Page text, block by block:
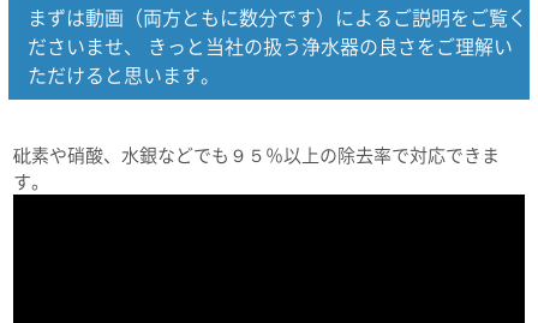
まずは動画（両方ともに数分です）によるご説明をご覧く
ださいませ、 きっと当社の扱う浄水器の良さをご理解い
ただけると思います。
砒素や硝酸、水銀などでも９５％以上の除去率で対応できま
す。